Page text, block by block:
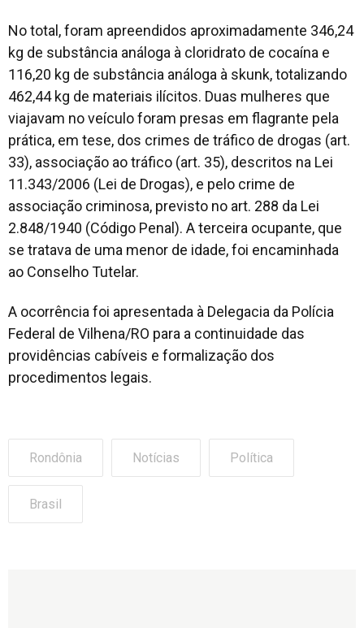
No total, foram apreendidos aproximadamente 346,24
kg de substância análoga à cloridrato de cocaína e
116,20 kg de substância análoga à skunk, totalizando
462,44 kg de materiais ilícitos. Duas mulheres que
viajavam no veículo foram presas em flagrante pela
prática, em tese, dos crimes de tráfico de drogas (art.
33), associação ao tráfico (art. 35), descritos na Lei
11.343/2006 (Lei de Drogas), e pelo crime de
associação criminosa, previsto no art. 288 da Lei
2.848/1940 (Código Penal). A terceira ocupante, que
se tratava de uma menor de idade, foi encaminhada
ao Conselho Tutelar.
A ocorrência foi apresentada à Delegacia da Polícia
Federal de Vilhena/RO para a continuidade das
providências cabíveis e formalização dos
procedimentos legais.
Rondônia Notícias Política
Brasil